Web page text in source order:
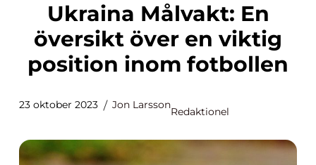
Ukraina Målvakt: En
översikt över en viktig
position inom fotbollen
23 oktober 2023 Jon Larsson
Redaktionel